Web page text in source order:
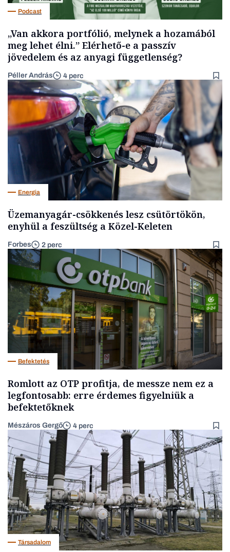
Podcast
„Van akkora portfólió, melynek a hozamából
meg lehet élni.” Elérhető-e a passzív
jövedelem és az anyagi függetlenség?
Péller András 4 perc
Energia
Üzemanyagár-csökkenés lesz csütörtökön,
enyhül a feszültség a Közel-Keleten
Forbes 2 perc
Befektetés
Romlott az OTP profitja, de messze nem ez a
legfontosabb: erre érdemes figyelniük a
befektetőknek
Mészáros Gergő 4 perc
Társadalom